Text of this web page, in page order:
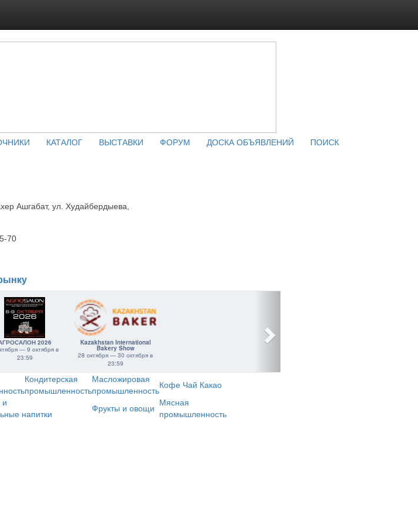
КАТАЛОГ ВЫСТАВКИ ФОРУМ ДОСКА ОБЪЯВЛЕНИЙ
ПОИСК
Ашгабат, ул. Худайбердыева,
70
2026
— 9 октября в
23:59
Kazakhstan International
Bakery Show
28 октября — 30 октября в
23:59
Кондитерская
промышленность
Масложировая
промышленностьКофе Чай Какао
напитки
Фрукты и овощи Мясная
промышленность